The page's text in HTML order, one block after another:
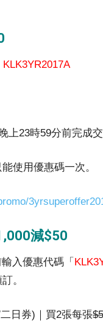
KLK3YR2017A
23時59分前完成
使用優惠碼一次。
減$50
入優惠代碼「
。
日券)｜買2張每張